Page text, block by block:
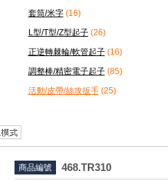
套筒/米字 (16)
L型/T型/Z型起子 (26)
正逆轉棘輪/軟管起子 (16)
調整棒/精密電子起子 (85)
活動/皮帶/絲攻扳手 (25)
商品編號 468.TR310